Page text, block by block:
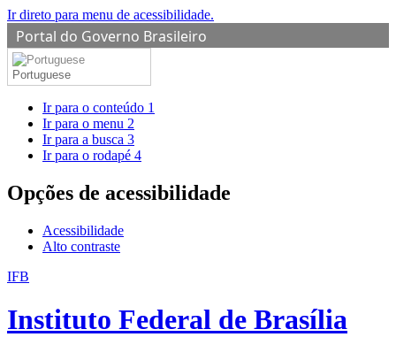
Ir direto para menu de acessibilidade.
Portal do Governo Brasileiro
Portuguese
Ir para o conteúdo 1
Ir para o menu 2
Ir para a busca 3
Ir para o rodapé 4
Opções de acessibilidade
Acessibilidade
Alto contraste
IFB
Instituto Federal de Brasília